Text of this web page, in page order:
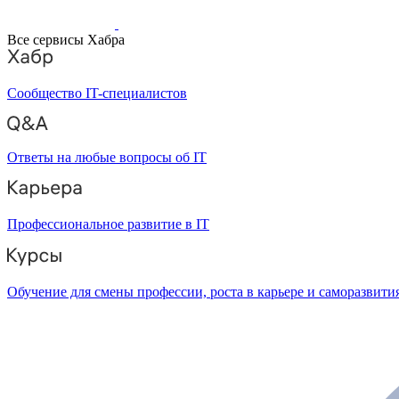
Все сервисы Хабра
Сообщество IT-специалистов
Ответы на любые вопросы об IT
Профессиональное развитие в IT
Обучение для смены профессии, роста в карьере и